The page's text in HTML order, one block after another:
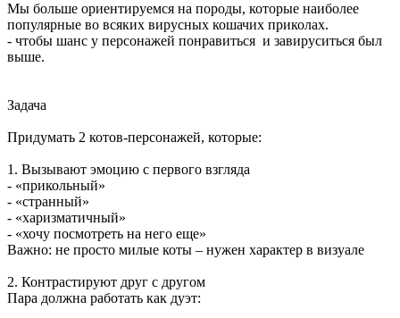
Мы больше ориентируемся на породы, которые наиболее
популярные во всяких вирусных кошачих приколах.
- чтобы шанс у персонажей понравиться и завируситься был
выше.
Задача
Придумать 2 котов-персонажей, которые:
1. Вызывают эмоцию с первого взгляда
- «прикольный»
- «странный»
- «харизматичный»
- «хочу посмотреть на него еще»
Важно: не просто милые коты – нужен характер в визуале
2. Контрастируют друг с другом
Пара должна работать как дуэт: